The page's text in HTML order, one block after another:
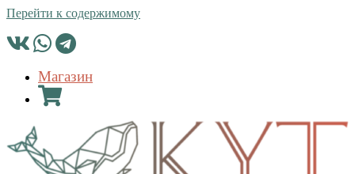
Перейти к содержимому
Магазин